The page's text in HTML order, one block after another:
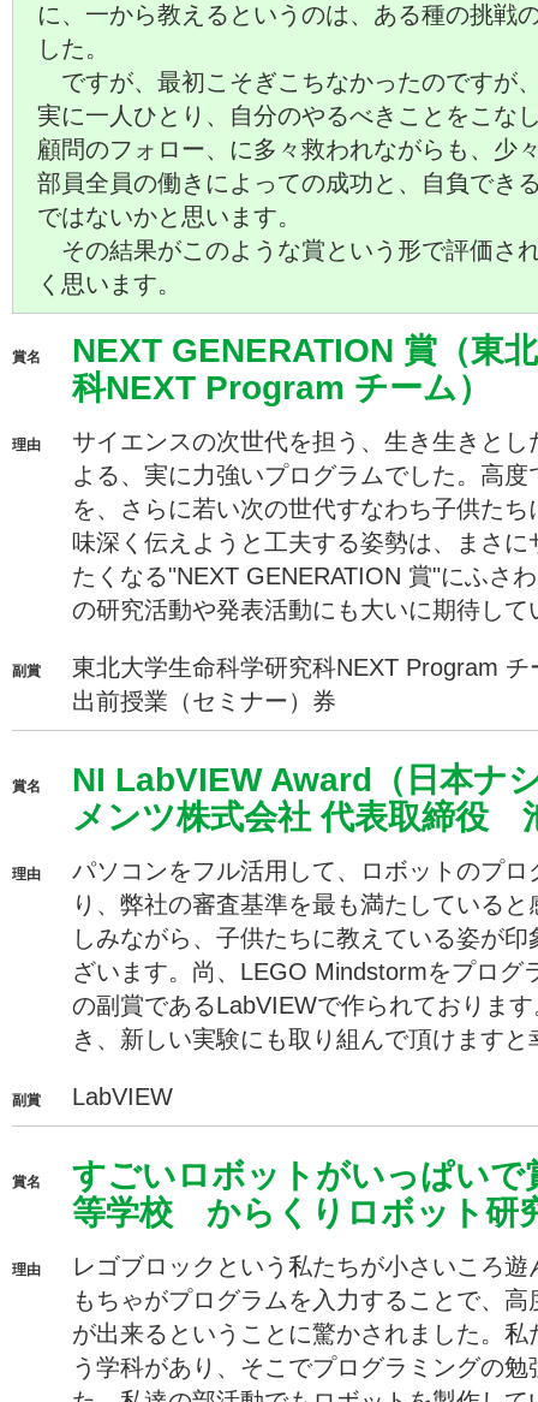
に、一から教えるというのは、ある種の挑戦
した。
ですが、最初こそぎこちなかったのですが
実に一人ひとり、自分のやるべきことをこな
顧問のフォロー、に多々救われながらも、少
部員全員の働きによっての成功と、自負でき
ではないかと思います。
その結果がこのような賞という形で評価さ
く思います。
賞名
NEXT GENERATION 賞（東
科NEXT Program チーム）
理由
サイエンスの次世代を担う、生き生きと
よる、実に力強いプログラムでした。高
を、さらに若い次の世代すなわち子供た
味深く伝えようと工夫する姿勢は、まさ
たくなる"NEXT GENERATION 賞"にふさ
の研究活動や発表活動にも大いに期待して
副賞
東北大学生命科学研究科NEXT Program
出前授業（セミナー）券
賞名
NI LabVIEW Award（日本ナ
メンツ株式会社 代表取締役
理由
パソコンをフル活用して、ロボットのプ
り、弊社の審査基準を最も満たしている
しみながら、子供たちに教えている姿が
ざいます。尚、LEGO Mindstormをプログ
の副賞であるLabVIEWで作られておりま
き、新しい実験にも取り組んで頂けますと
副賞 LabVIEW
賞名
すごいロボットがいっぱいで
等学校 からくりロボット研
理由
レゴブロックという私たちが小さいころ
もちゃがプログラムを入力することで、
が出来るということに驚かされました。
う学科があり、そこでプログラミングの